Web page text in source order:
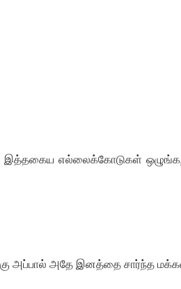
இத்தகைய எல்லைக்கோடுகள்
அப்பால் அதே இனத்தை சார்ந்த